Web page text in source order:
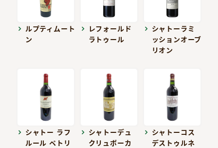
ルプティムート
ン
レフォールド
ラトゥール
シャトーラミ
ッションオーブ
リオン
シャトー ラフ
ルール ペトリ
シャトーデュ
クリュボーカ
シャトーコス
デストゥルネ